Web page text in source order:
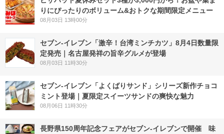
りにぴったりのボリューム&おトクな期間限定メニュー
08月03日 13時00分
セブン-イレブン「激辛！台湾ミンチカツ」8月4日数量限
定発売｜名古屋発祥の旨辛グルメが登場
08月03日 11時30分
セブン‐イレブン「よくばりサンド」シリーズ新作チョコ
ミント登場｜夏限定スイーツサンドの爽快な魅力
08月06日 11時30分
長野県150周年記念フェアがセブン-イレブンで開催 味